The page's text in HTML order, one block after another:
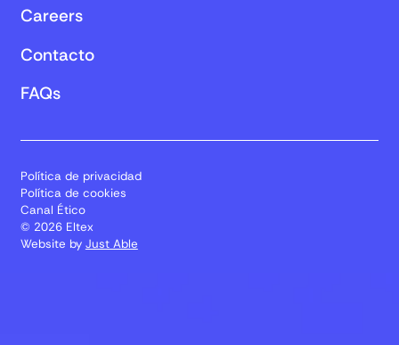
Careers
Contacto
FAQs
Política de privacidad
Política de cookies
Canal Ético
© 2026 Eltex
Website by Just Able